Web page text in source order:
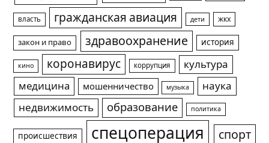
власть гражданская авиация дети жкх
закон и право здравоохранение история
кино коронавирус коррупция
культура
медицина
мошенничество музыка
наука
недвижимость
образование политика
происшествия спецоперация спорт